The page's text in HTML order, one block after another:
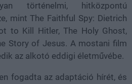
történelmi, hitközpontú
mint The Faithful Spy: Dietrich
to Kill Hitler, The Holy Ghost,
Story of Jesus. A mostani film
az alkotó eddigi életművébe.
fogadta az adaptáció hírét, és